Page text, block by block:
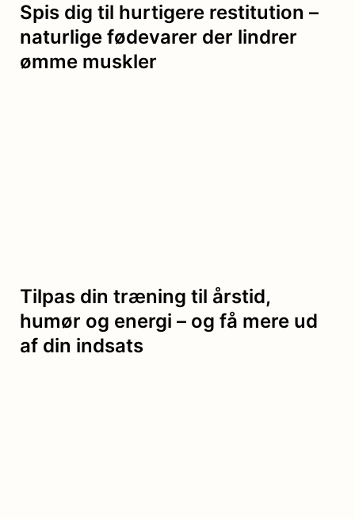
Spis dig til hurtigere restitution –
naturlige fødevarer der lindrer
ømme muskler
Tilpas din træning til årstid,
humør og energi – og få mere ud
af din indsats